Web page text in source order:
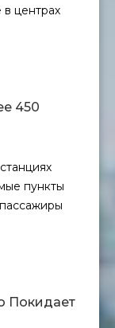
центрах
450
пункты
Покидает